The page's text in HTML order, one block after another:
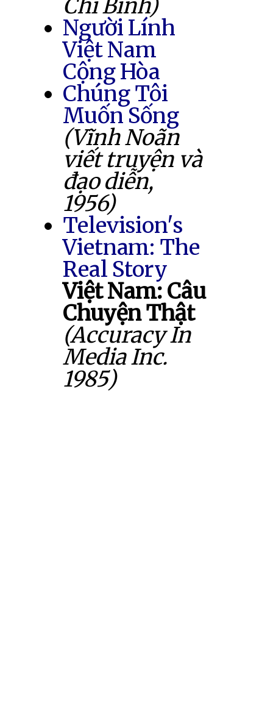
Chí Bình)
Người Lính
Việt Nam
Cộng Hòa
Chúng Tôi
Muốn Sống
(Vĩnh Noãn
viết truyện và
đạo diễn,
1956)
Television's
Vietnam: The
Real Story
Việt Nam: Câu
Chuyện Thật
(Accuracy In
Media Inc.
1985)